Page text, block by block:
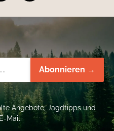
Abonnieren →
Angebote, Jagdtipps und
Mail.